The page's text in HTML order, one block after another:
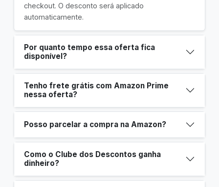
checkout. O desconto será aplicado
automaticamente.
Por quanto tempo essa oferta fica
disponível?
Tenho frete grátis com Amazon Prime
nessa oferta?
Posso parcelar a compra na Amazon?
Como o Clube dos Descontos ganha
dinheiro?